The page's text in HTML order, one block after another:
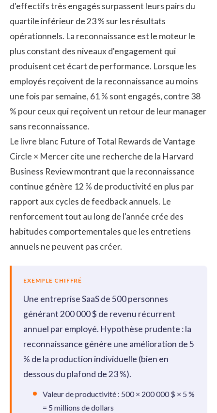
d'effectifs très engagés surpassent leurs pairs du
quartile inférieur de 23 % sur les résultats
opérationnels. La reconnaissance est le moteur le
plus constant des niveaux d'engagement qui
produisent cet écart de performance. Lorsque les
employés reçoivent de la reconnaissance au moins
une fois par semaine, 61 % sont engagés, contre 38
% pour ceux qui reçoivent un retour de leur manager
sans reconnaissance.
Le livre blanc Future of Total Rewards de Vantage
Circle × Mercercite une recherche de la Harvard
Business Review montrant que la reconnaissance
continue génère 12 % de productivité en plus par
rapport aux cycles de feedback annuels. Le
renforcement tout au long de l'année crée des
habitudes comportementales que les entretiens
annuels ne peuvent pas créer.
EXEMPLE CHIFFRÉ
Une entreprise SaaS de 500 personnes
générant 200 000 $ de revenu récurrent
annuel par employé. Hypothèse prudente : la
reconnaissance génère une amélioration de 5
% de la production individuelle (bien en
dessous du plafond de 23 %).
Valeur de productivité : 500 × 200 000 $ × 5 %
= 5 millions de dollars